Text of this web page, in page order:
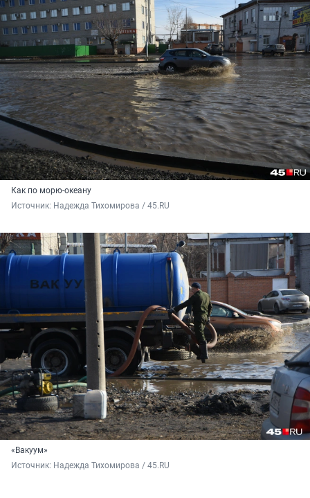
Как по морю-океану
Источник: Надежда Тихомирова / 45.RU
«Вакуум»
Источник: Надежда Тихомирова / 45.RU